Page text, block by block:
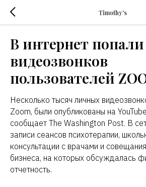
Timothy's
В интернет
видеозвонков
пользователей
Несколько тысяч личных
Zoom, были опубликованы на
сообщает The Washington Post. В
записи сеансов психотерапии,
консультации с врачами и
бизнеса, на которых обсуждалась
отчетность.